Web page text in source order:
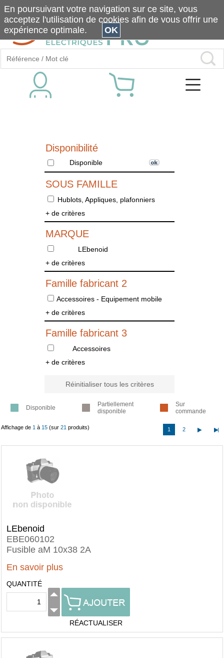
Disponibilité
Disponible
SOUS FAMILLE
Hublots, Appliques, plafonniers
+ de critères
MARQUE
LEbenoid
+ de critères
Famille fabricant 2
Accessoires - Equipement mobile
+ de critères
Famille fabricant 3
Accessoires
+ de critères
Réinitialiser tous les critères
Disponible
Partiellement
disponible
Sur
commande
Affichage de 1 à 15 (sur 21 produits) 1 2
LEbenoid
EBE060102
Fusible aM 10x38 2A
En savoir plus
QUANTITÉ
RÉACTUALISER
En poursuivant votre navigation sur ce site, vous
acceptez l'utilisation de cookies afin de vous offrir une
expérience optimale.
OK